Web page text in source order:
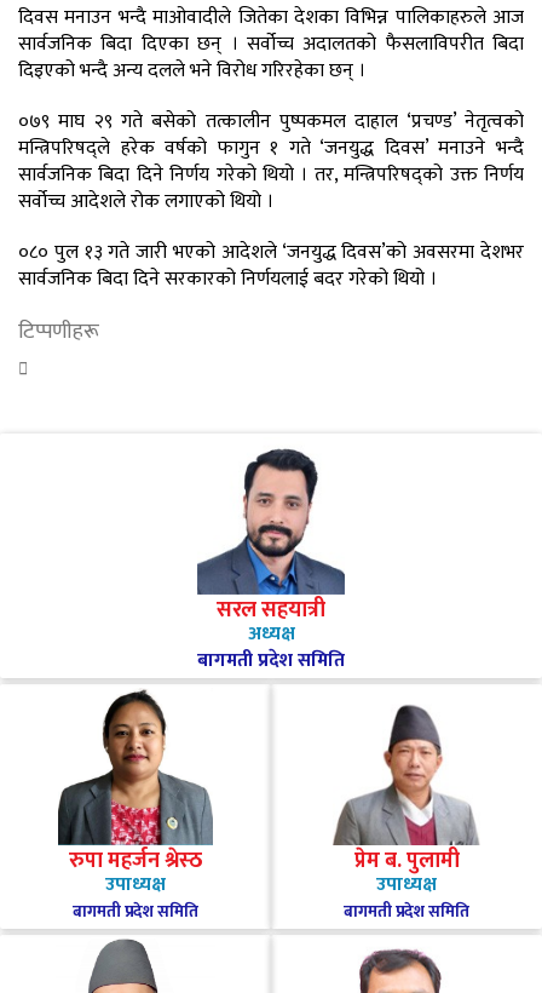
दिवस मनाउन भन्दै माओवादीले जितेका देशका विभिन्न पालिकाहरुले आज
सार्वजनिक बिदा दिएका छन् । सर्वोच्च अदालतको फैसलाविपरीत बिदा
दिइएको भन्दै अन्य दलले भने विरोध गरिरहेका छन् ।
०७९ माघ २९ गते बसेको तत्कालीन पुष्पकमल दाहाल ‘प्रचण्ड’ नेतृत्वको
मन्त्रिपरिषद्ले हरेक वर्षको फागुन १ गते ‘जनयुद्ध दिवस’ मनाउने भन्दै
सार्वजनिक बिदा दिने निर्णय गरेको थियो । तर, मन्त्रिपरिषद्‍को उक्त निर्णय
सर्वोच्च आदेशले रोक लगाएको थियो ।
०८० पुल १३ गते जारी भएको आदेशले ‘जनयुद्ध दिवस’को अवसरमा देशभर
सार्वजनिक बिदा दिने सरकारको निर्णयलाई बदर गरेको थियो ।
टिप्पणीहरू
सरल सहयात्री
अध्यक्ष
बागमती प्रदेश समिति
रुपा महर्जन श्रेस्ठ
उपाध्यक्ष
बागमती प्रदेश समिति
प्रेम ब. पुलामी
उपाध्यक्ष
बागमती प्रदेश समिति